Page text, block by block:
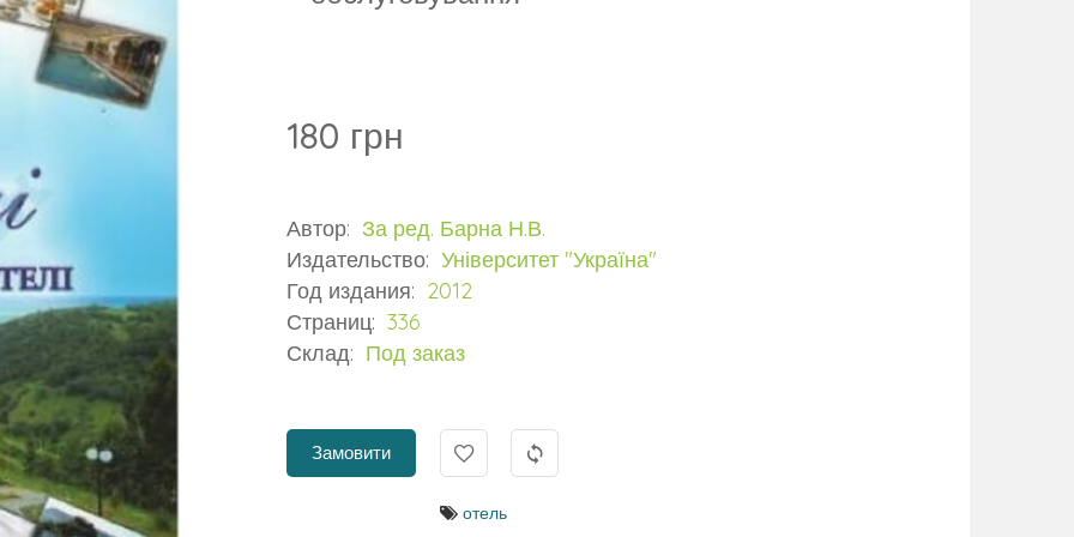
180 грн
Автор: За ред. Барна Н.В.
Издательство: Університет "Україна"
Год издания: 2012
Страниц: 336
Склад: Под заказ
Замовити
отель